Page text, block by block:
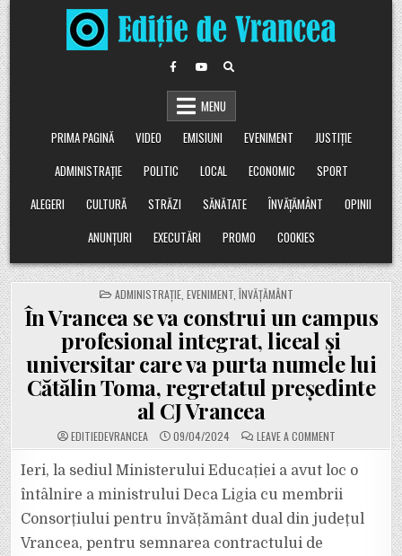
Skip
to
content
MENU
PRIMA PAGINĂ
VIDEO EMISIUNI EVENIMENT
JUSTIȚIE
ADMINISTRAȚIE
POLITIC LOCAL ECONOMIC
SPORT
ALEGERI
CULTURĂ STRĂZI SĂNĂTATE ÎNVĂȚĂMÂNT
OPINII
ANUNȚURI
EXECUTĂRI PROMO COOKIES
POSTED
IN
ADMINISTRAȚIE EVENIMENT ÎNVĂȚĂMÂNT
În Vrancea se va construi un campus
profesional integrat, liceal și
universitar care va purta numele lui
Cătălin Toma, regretatul președinte
al CJ Vrancea
EDITIEDEVRANCEA 09/04/2024 LEAVE A COMMENT
ÎN
SE
VA
CONSTRUI
UN
CAMPUS
PROFESIONAL
INTEGRAT,
Ieri, la sediul Ministerului Educației a avut loc o
întâlnire a ministrului Deca Ligia cu membrii
Consorțiului pentru învățământ dual din județul
Vrancea, pentru semnarea contractului de